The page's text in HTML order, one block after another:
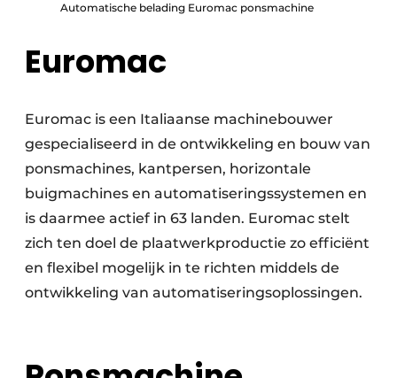
Automatische belading Euromac ponsmachine
Euromac
Euromac is een Italiaanse machinebouwer
gespecialiseerd in de ontwikkeling en bouw van
ponsmachines, kantpersen, horizontale
buigmachines en automatiseringssystemen en
is daarmee actief in 63 landen. Euromac stelt
zich ten doel de plaatwerkproductie zo efficiënt
en flexibel mogelijk in te richten middels de
ontwikkeling van automatiseringsoplossingen.